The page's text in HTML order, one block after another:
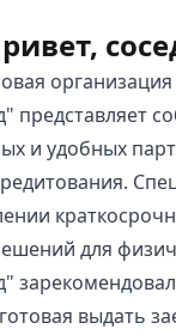
представляет
и удобных
для
выдать